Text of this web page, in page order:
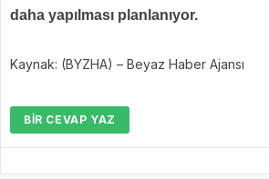
daha yapılması planlanıyor.
Kaynak: (BYZHA) – Beyaz Haber Ajansı
BIR CEVAP YAZ